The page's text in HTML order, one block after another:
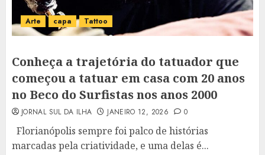
Arte capa Tattoo
Conheça a trajetória do tatuador que
começou a tatuar em casa com 20 anos
no Beco do Surfistas nos anos 2000
JORNAL SUL DA ILHA JANEIRO 12, 2026 0
Florianópolis sempre foi palco de histórias
marcadas pela criatividade, e uma delas é...